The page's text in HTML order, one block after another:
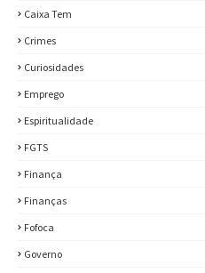
Caixa Tem
Crimes
Curiosidades
Emprego
Espiritualidade
FGTS
Finança
Finanças
Fofoca
Governo